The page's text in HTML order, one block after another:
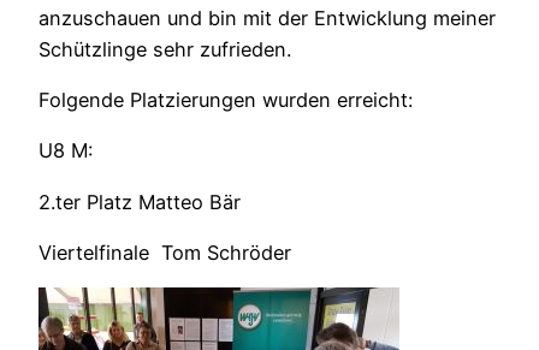
anzuschauen und bin mit der Entwicklung meiner
Schützlinge sehr zufrieden.
Folgende Platzierungen wurden erreicht:
U8 M:
2.ter Platz Matteo Bär
Viertelfinale Tom Schröder